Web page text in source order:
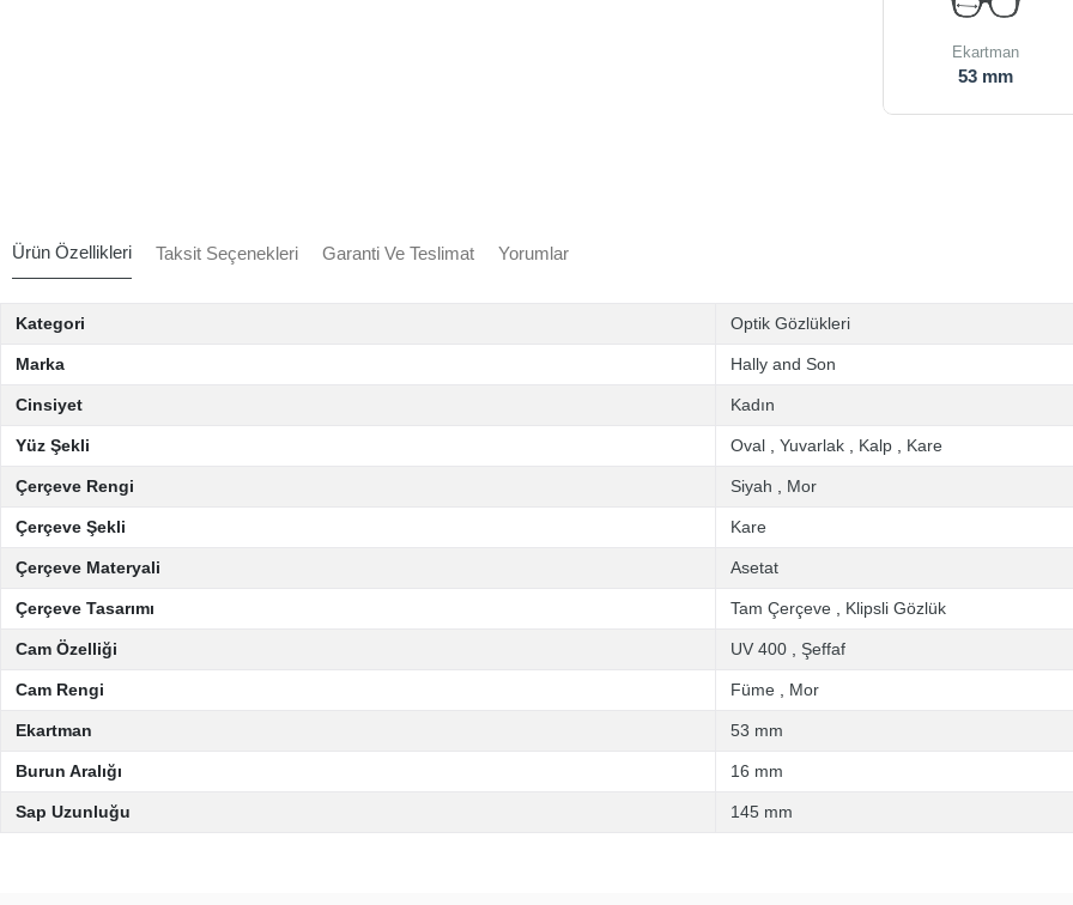
Ekartman
53 mm
Ürün Özellikleri Taksit Seçenekleri Garanti Ve Teslimat Yorumlar
Kategori Optik Gözlükleri
Marka Hally and Son
Cinsiyet Kadın
Yüz Şekli Oval Yuvarlak Kalp Kare
Çerçeve Rengi Siyah Mor
Çerçeve Şekli Kare
Çerçeve Materyali Asetat
Çerçeve Tasarımı Tam Çerçeve Klipsli Gözlük
Cam Özelliği UV 400 Şeffaf
Cam Rengi Füme Mor
Ekartman 53 mm
Burun Aralığı 16 mm
Sap Uzunluğu 145 mm